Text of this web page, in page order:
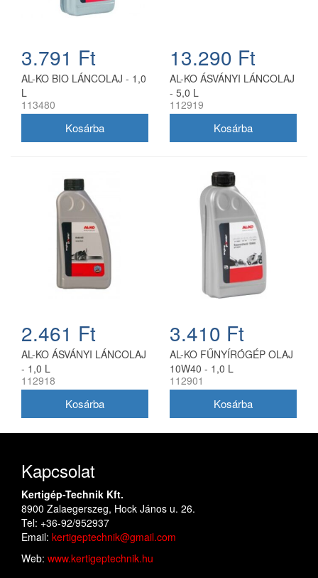
3.791 Ft
AL-KO BIO LÁNCOLAJ - 1,0
L
113480
13.290 Ft
AL-KO ÁSVÁNYI LÁNCOLAJ
- 5,0 L
112919
2.461 Ft
AL-KO ÁSVÁNYI LÁNCOLAJ
- 1,0 L
112918
3.410 Ft
AL-KO FŰNYÍRÓGÉP OLAJ
10W40 - 1,0 L
112901
Kapcsolat
Kertigép-Technik Kft.
8900 Zalaegerszeg, Hock János u. 26.
Tel: +36-92/952937
Email: kertigeptechnik@gmail.com
Web: www.kertigeptechnik.hu